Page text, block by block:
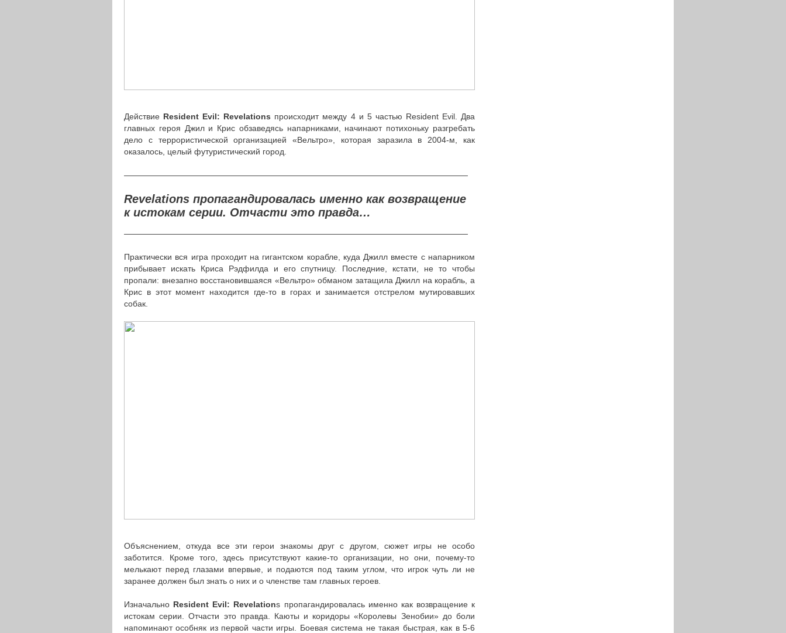
Действие Resident Evil: Revelations происходит между 4 и 5 частью Resident Evil. Два
главных героя Джил и Крис обзаведясь напарниками, начинают потихоньку разгребать
дело с террористической организацией «Вельтро», которая заразила в 2004-м, как
оказалось, целый футуристический город.
——————————————————————————————————————————
Revelations пропагандировалась именно как возвращение
к истокам серии. Отчасти это правда…
——————————————————————————————————————————
Практически вся игра проходит на гигантском корабле, куда Джилл вместе с напарником
прибывает искать Криса Рэдфилда и его спутницу. Последние, кстати, не то чтобы
пропали: внезапно восстановившаяся «Вельтро» обманом затащила Джилл на корабль, а
Крис в этот момент находится где-то в горах и занимается отстрелом мутировавших
собак.
Объяснением, откуда все эти герои знакомы друг с другом, сюжет игры не особо
заботится. Кроме того, здесь присутствуют какие-то организации, но они, почему-то
мелькают перед глазами впервые, и подаются под таким углом, что игрок чуть ли не
заранее должен был знать о них и о членстве там главных героев.
Изначально Resident Evil: Revelations пропагандировалась именно как возвращение к
истокам серии. Отчасти это правда. Каюты и коридоры «Королевы Зенобии» до боли
напоминают особняк из первой части игры. Боевая система не такая быстрая, как в 5-6